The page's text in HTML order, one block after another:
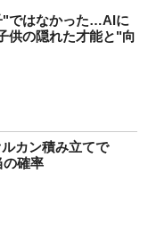
"ではなかった…AIに
供の隠れた才能と"向
カン積み立てで
の確率